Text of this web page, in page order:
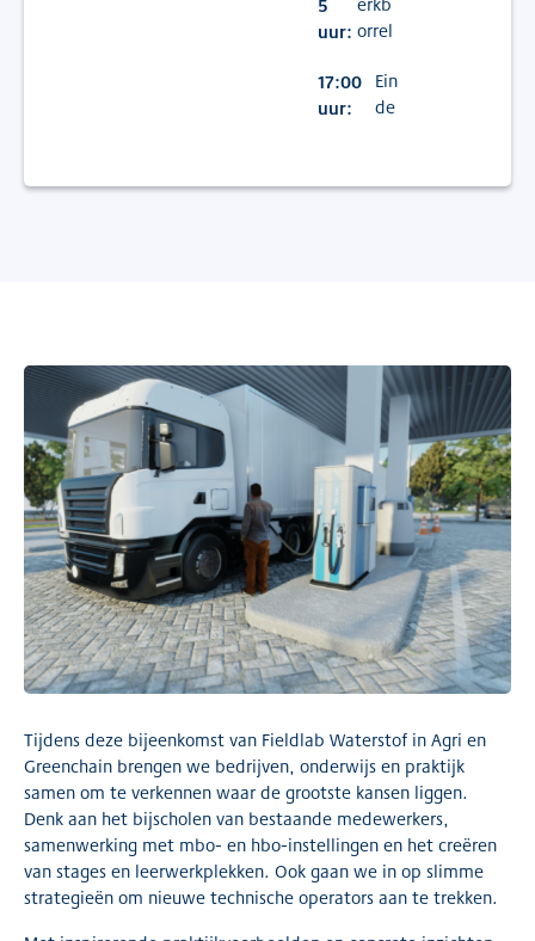
uur: orrel
17:00
uur:
Ein
de
Tijdens deze bijeenkomst van Fieldlab Waterstof in Agri en
Greenchain brengen we bedrijven, onderwijs en praktijk
samen om te verkennen waar de grootste kansen liggen.
Denk aan het bijscholen van bestaande medewerkers,
samenwerking met mbo- en hbo-instellingen en het creëren
van stages en leerwerkplekken. Ook gaan we in op slimme
strategieën om nieuwe technische operators aan te trekken.